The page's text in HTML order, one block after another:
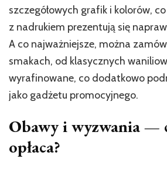
szczegółowych grafik i kolorów,
z nadrukiem prezentują się
A co najważniejsze, można
smakach, od klasycznych
wyrafinowane, co dodatkowo
jako gadżetu promocyjnego.
Obawy i wyzwania —
opłaca?